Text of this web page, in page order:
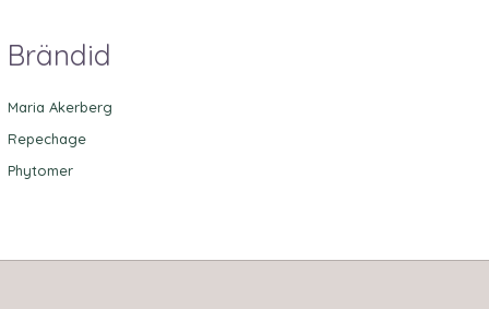
Brändid
Maria Akerberg
Repechage
Phytomer